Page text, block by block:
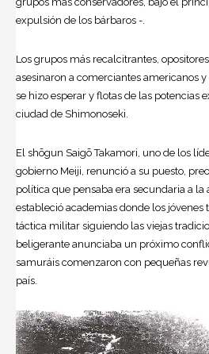
expulsión de los bárbaros -.
Los grupos más recalcitrantes,
asesinaron a comerciantes americanos
se hizo esperar y flotas de las potencias
ciudad de Shimonoseki.
El shōgun Saigō Takamori, uno de los
gobierno Meiji, renunció a su puesto,
política que pensaba era secundaria a la
estableció academias donde los jóvenes
táctica militar siguiendo las viejas
beligerante anunciaba un próximo
samuráis comenzaron con pequeñas
país.